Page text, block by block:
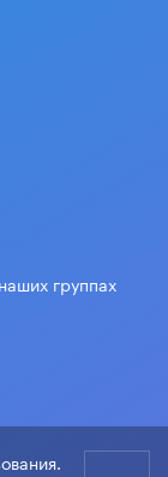
группах